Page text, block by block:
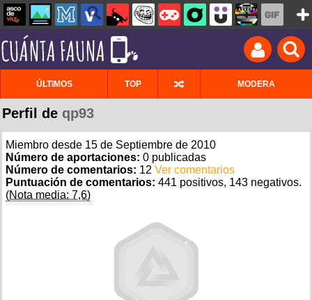
ÚLTIMOS TOP MODERA
Perfil de qp93
Miembro desde 15 de Septiembre de 2010
Número de aportaciones: 0 publicadas
Número de comentarios: 12 Ver comentarios
Puntuación de comentarios: 441 positivos, 143 negativos.
(Nota media: 7,6)